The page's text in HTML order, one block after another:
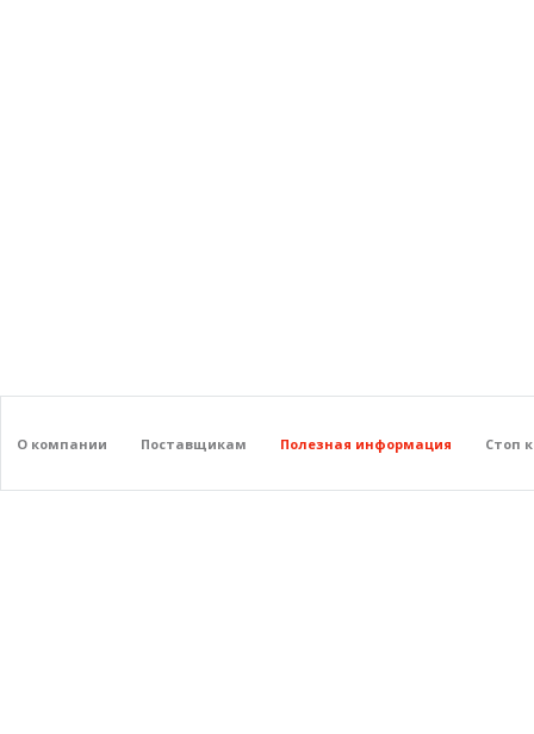
О компании Поставщикам Полезная информация Стоп